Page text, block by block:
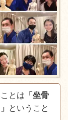
とは 「坐骨
ということ